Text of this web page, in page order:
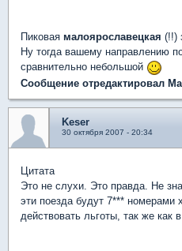
Пиковая малоярославецкая (!!)
Ну тогда вашему направлению
сравнительно небольшой
Сообщение отредактировал
Keser
30 октября 2007 - 20:34
Цитата
Это не слухи. Это правда. Не
эти поезда будут 7*** номерами
действовать льготы, так же как